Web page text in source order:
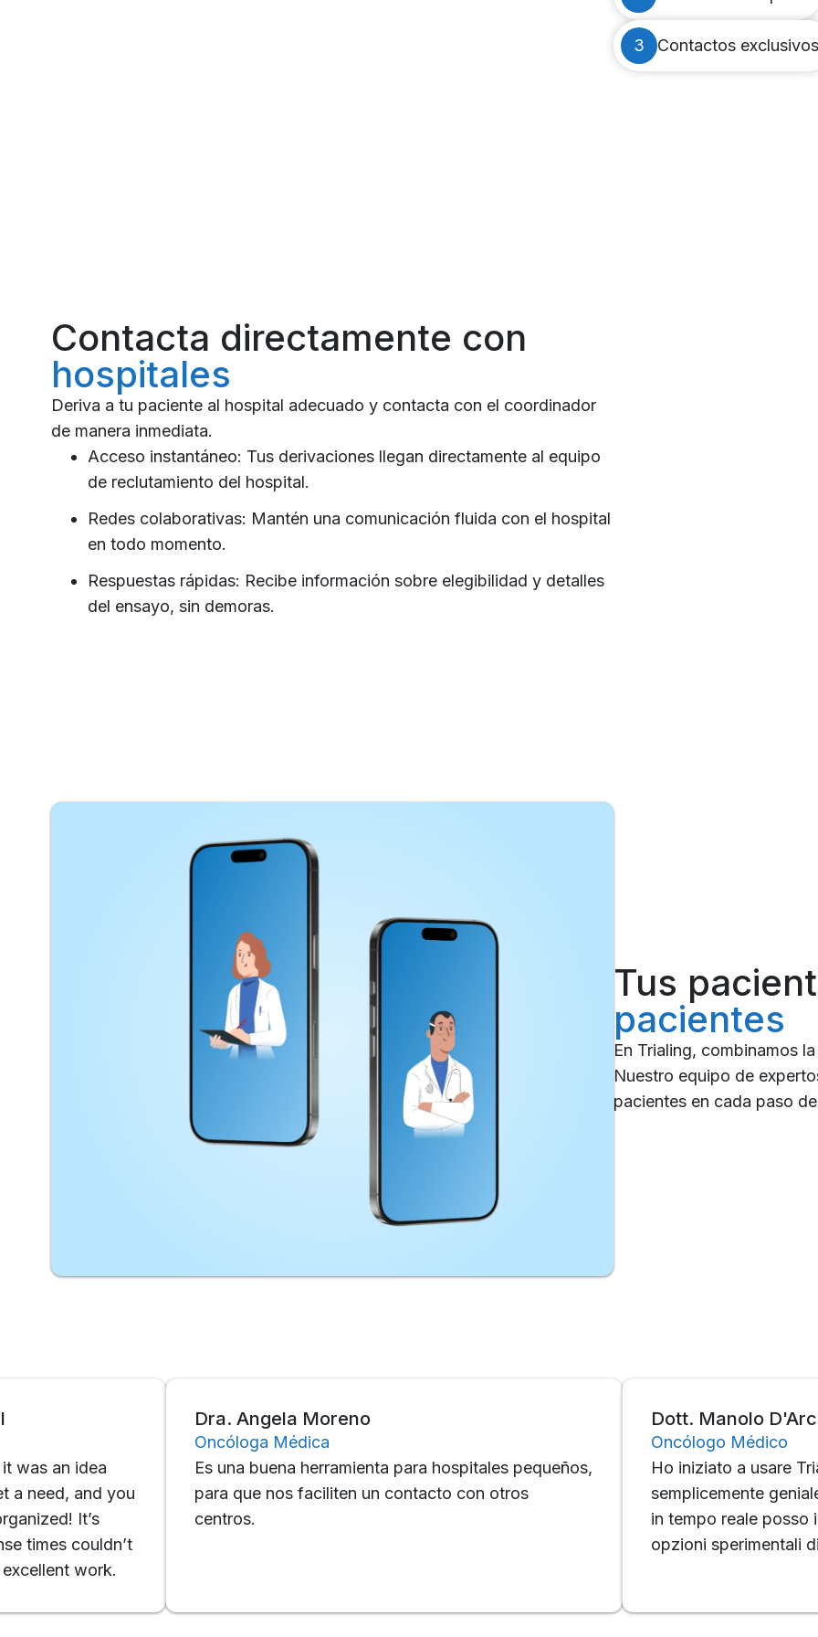
3 Contactos exclusivos
Contacta directamente con
hospitales
Deriva a tu paciente al hospital adecuado y contacta con el coordinador
de manera inmediata.
Acceso instantáneo: Tus derivaciones llegan directamente al equipo
de reclutamiento del hospital.
Redes colaborativas: Mantén una comunicación fluida con el hospital
en todo momento.
Respuestas rápidas: Recibe información sobre elegibilidad y detalles
del ensayo, sin demoras.
Tus
pacientes
En Trialing, combinamos
Nuestro equipo de
pacientes en cada paso
idea
and you
It’s
couldn’t
work.
Dra. Angela Moreno
Oncóloga Médica
Es una buena herramienta para hospitales pequeños,
para que nos faciliten un contacto con otros
centros.
Dott. Manolo
Oncólogo Médico
Ho iniziato a usare Trialing
semplicemente geniale!
in tempo reale posso
opzioni sperimentali